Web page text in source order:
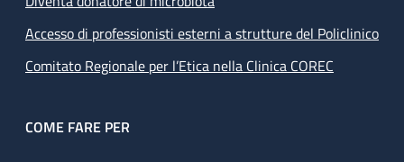
Accesso di professionisti esterni a strutture del Policlinico
Comitato Regionale per l’Etica nella Clinica COREC
COME FARE PER